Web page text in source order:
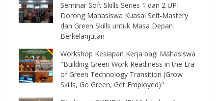
Seminar Soft Skills Series 1 dan 2 UPI
Dorong Mahasiswa Kuasai Self-Mastery
dan Green Skills untuk Masa Depan
Berkelanjutan
Workshop Kesiapan Kerja bagi Mahasiswa
"Building Green Work Readiness in the Era
of Green Technology Transition (Grow
Skills, Go Green, Get Employed)"